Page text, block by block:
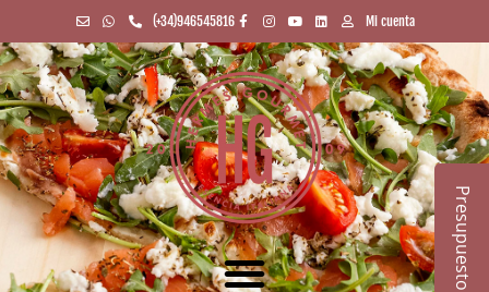
(+34)946545816 Mi cuenta
Presupuesto